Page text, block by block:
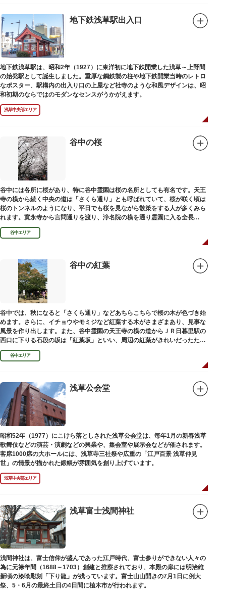
地下鉄浅草駅出入口
地下鉄浅草駅は、昭和2年（1927）に東洋初に地下鉄開業した浅草～上野間
の始発駅として誕生しました。重厚な鋼鉄製の柱や地下鉄開業当時のレトロ
なポスター、駅構内の出入り口の上屋など社寺のような和風デザインは、昭
和初期のならではのモダンなセンスがうかがえます。
浅草中央部エリア
谷中の桜
谷中には各所に桜があり、特に谷中霊園は桜の名所としても有名です。天王
寺の横から続く中央の道は「さくら通り」とも呼ばれていて、桜が咲く頃は
桜のトンネルのようになり、平日でも桜を見ながら散策をする人が多くみら
れます。寛永寺から言問通りを渡り、浄名院の横を通り霊園に入る全長
100mの桜並木や、霊園内に点在する大木なども見事です。
谷中エリア
谷中の紅葉
谷中では、秋になると「さくら通り」などあちらこちらで桜の木が色づき始
めます。さらに、イチョウやモミジなど紅葉する木がさまざまあり、見事な
風景を作り出します。また、谷中霊園の天王寺の横の道からＪＲ日暮里駅の
西口に下りる石段の坂は「紅葉坂」といい、周辺の紅葉がきれいだったため
このように命名されたという説があります。
谷中エリア
浅草公会堂
昭和52年（1977）にこけら落としされた浅草公会堂は、毎年1月の新春浅草
歌舞伎などの演芸・演劇などの興業や、集会室や展示会などが催されます。
客席1000席の大ホールには、浅草寺三社祭や広重の「江戸百景 浅草仲見
世」の情景が描かれた鍛帳が雰囲気を創り上げています。
浅草中央部エリア
浅草富士浅間神社
浅間神社は、富士信仰が盛んであった江戸時代、富士参りができない人々の
為に元禄年間（1688～1703）創建と推察されており、本殿の扉には明治維
新頃の漆喰彫刻「下り龍」が残っています。富士山山開きの7月1日に例大
祭、5・6月の最終土日の4日間に植木市が行われます。